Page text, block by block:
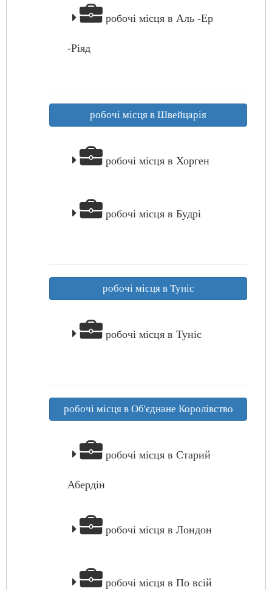
робочі місця в Аль -Ер
-Ріяд
робочі місця в Швейцарія
робочі місця в Хорген
робочі місця в Будрі
робочі місця в Туніс
робочі місця в Туніс
робочі місця в Об'єднане Королівство
робочі місця в Старий
Абердін
робочі місця в Лондон
робочі місця в По всій